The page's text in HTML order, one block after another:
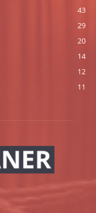
43
29
20
14
12
11